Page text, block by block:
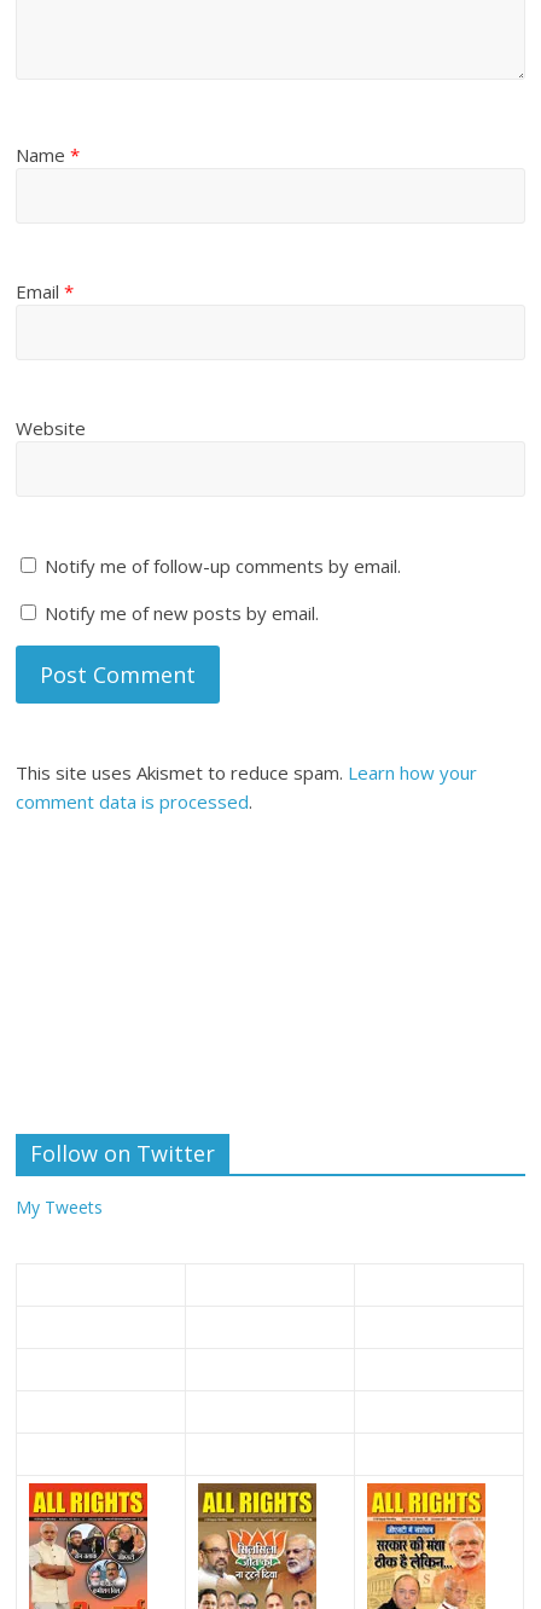
Name*
Email*
Website
Notify me of follow-up comments by email.
Notify me of new posts by email.
This site uses Akismet to reduce spam. Learn how your
comment data is processed.
Follow on Twitter
My Tweets